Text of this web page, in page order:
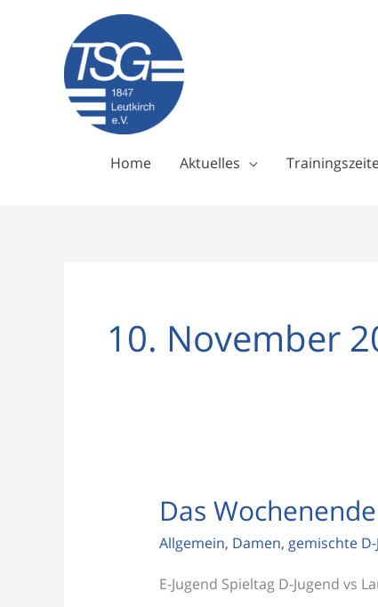
Home Aktuelles
10. November
Das
Allgemein, Damen, gemischte
E-Jugend Spieltag D-Jugend vs
Das
Bildern